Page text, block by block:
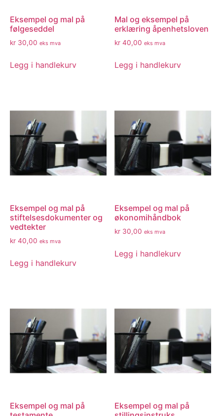
Eksempel og mal på
følgeseddel
kr 30,00 eks mva
Legg i handlekurv
Mal og eksempel på
erklæring åpenhetsloven
kr 40,00 eks mva
Legg i handlekurv
Eksempel og mal på
stiftelsesdokumenter og
vedtekter
kr 40,00 eks mva
Legg i handlekurv
Eksempel og mal på
økonomihåndbok
kr 30,00 eks mva
Legg i handlekurv
Eksempel og mal på
Eksempel og mal på